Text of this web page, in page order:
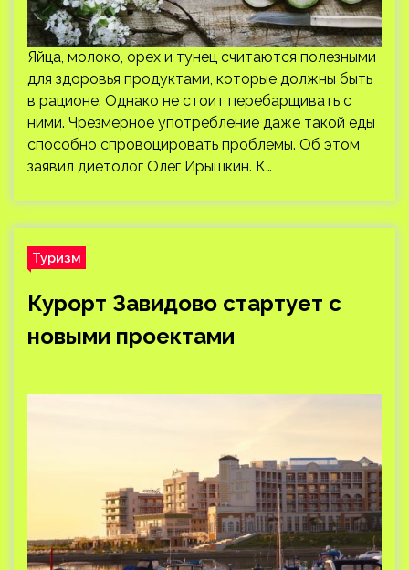
Яйца, молоко, орех и тунец считаются полезными
для здоровья продуктами, которые должны быть
в рационе. Однако не стоит перебарщивать с
ними. Чрезмерное употребление даже такой еды
способно спровоцировать проблемы. Об этом
заявил диетолог Олег Ирышкин. К…
Туризм
Курорт Завидово стартует с
новыми проектами